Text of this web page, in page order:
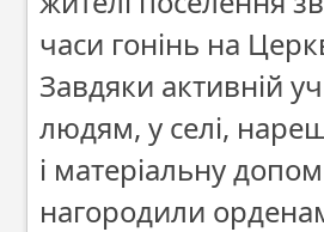
часи гонінь на
Завдяки активній
людям, у селі,
і матеріальну
нагородили